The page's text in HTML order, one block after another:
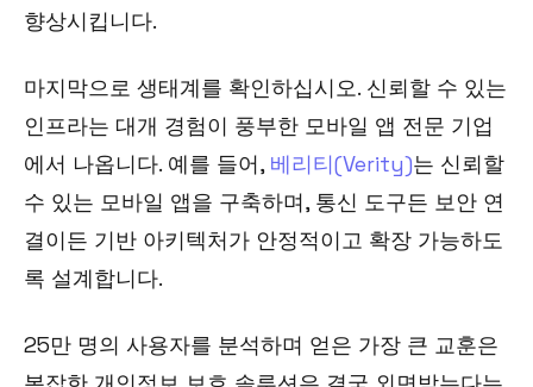
향상시킵니다.
마지막으로 생태계를 확인하십시오. 신뢰할 수 있는
인프라는 대개 경험이 풍부한 모바일 앱 전문 기업
에서 나옵니다. 예를 들어, 베리티(Verity)는 신뢰할
수 있는 모바일 앱을 구축하며, 통신 도구든 보안 연
결이든 기반 아키텍처가 안정적이고 확장 가능하도
록 설계합니다.
25만 명의 사용자를 분석하며 얻은 가장 큰 교훈은